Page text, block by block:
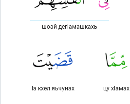
шоай дегlамашкахь
цу хlамах
lа кхел яьчунах